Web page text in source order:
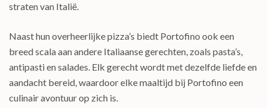
straten van Italië.
Naast hun overheerlijke pizza’s biedt Portofino ook een
breed scala aan andere Italiaanse gerechten, zoals pasta’s,
antipasti en salades. Elk gerecht wordt met dezelfde liefde en
aandacht bereid, waardoor elke maaltijd bij Portofino een
culinair avontuur op zich is.